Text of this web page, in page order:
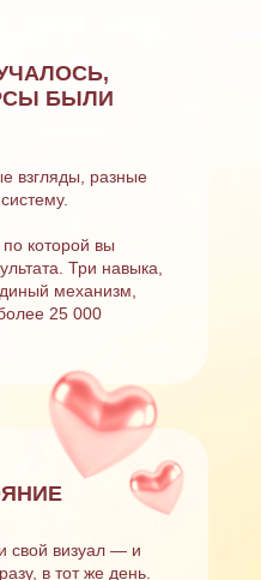
БЫЛИ
взгляды, разные
, по которой вы
Три навыка,
механизм,
25 000
свой визуал — и
в тот же день.